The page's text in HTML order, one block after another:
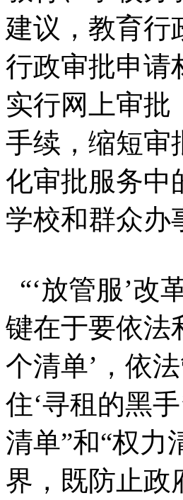
建议，教育行
行政审批申请
实行网上审批
手续，缩短审
化审批服务中
学校和群众办
“‘放管服’改
键在于要依法
个清单’，依
住‘寻租的黑
清单”和“权力
界，既防止政